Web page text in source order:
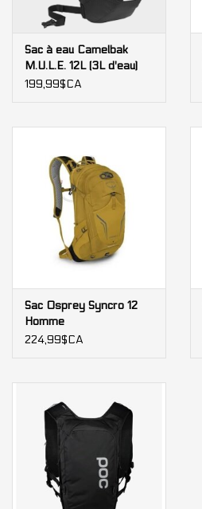
Sac à eau Camelbak
M.U.L.E. 12L (3L d'eau)
199,99$CA
Sac Osprey Syncro 12
Homme
224,99$CA